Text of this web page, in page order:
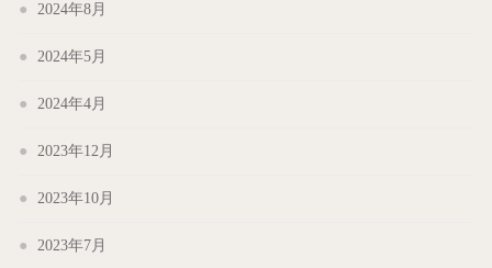
2024年8月
2024年5月
2024年4月
2023年12月
2023年10月
2023年7月